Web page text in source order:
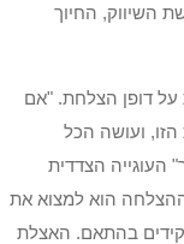
השיווק, החיוך
על דופן הצלחת. "אם
ועושה הכל
הצדדית
הוא למצוא את
בהתאם. האצלת